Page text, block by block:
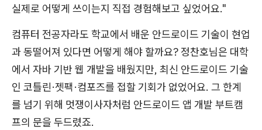
실제로 어떻게 쓰이는지 직접 경험해보고 싶었어요."
컴퓨터 전공자라도 학교에서 배운 안드로이드 기술이 현업
과 동떨어져 있다면 어떻게 해야 할까요? 정찬호님은 대학
에서 자바 기반 웹 개발을 배웠지만, 최신 안드로이드 기술
인 코틀린·젯팩·컴포즈를 접할 기회가 없었어요. 그 한계
를 넘기 위해 멋쟁이사자처럼 안드로이드 앱 개발 부트캠
프의 문을 두드렸죠.